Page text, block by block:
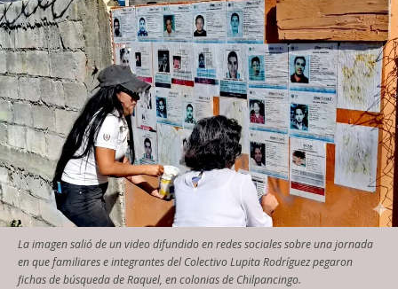
La imagen salió de un video difundido en redes sociales sobre una jornada
en que familiares e integrantes del Colectivo Lupita Rodríguez pegaron
fichas de búsqueda de Raquel, en colonias de Chilpancingo.